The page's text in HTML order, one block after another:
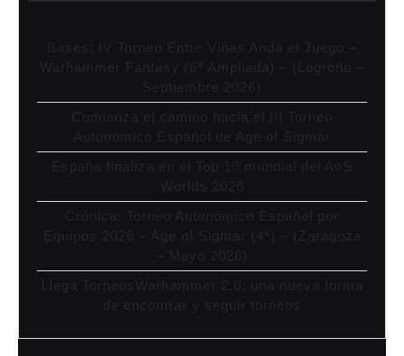
Bases: IV Torneo Entre Viñas Anda el Juego –
Warhammer Fantasy (6ª Ampliada) – (Logroño –
Septiembre 2026)
Comienza el camino hacia el III Torneo
Autonómico Español de Age of Sigmar
España finaliza en el Top 10 mundial del AoS
Worlds 2026
Crónica: Torneo Autonómico Español por
Equipos 2026 – Age of Sigmar (4ª) – (Zaragoza
– Mayo 2026)
Llega TorneosWarhammer 2.0: una nueva forma
de encontrar y seguir torneos